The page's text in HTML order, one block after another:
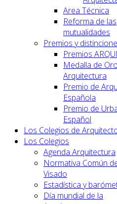
Area Técnica
Reforma de las
mutualidades
Premios y
Premios
Medalla de
Arquitectura
Premio de
Española
Premio de
Español
Los Colegios de
Los Colegios
Agenda Arquitectura
Normativa Común
Visado
Estadística y
Día mundial de la